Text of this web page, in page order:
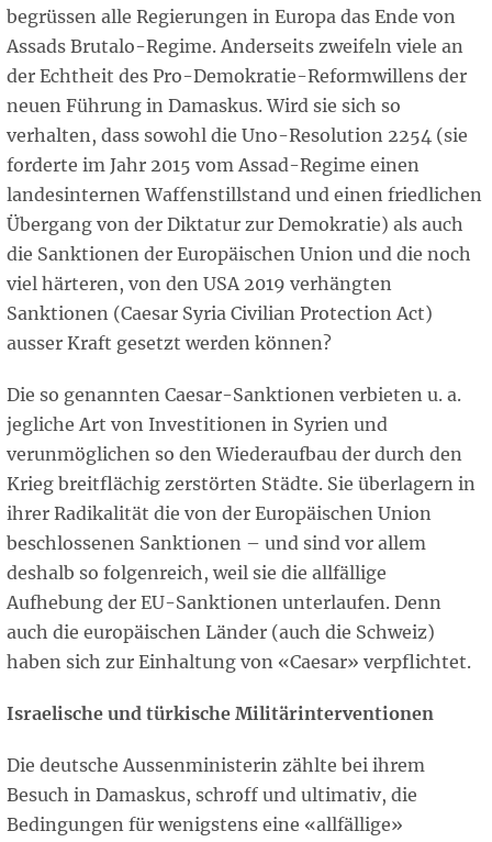
begrüssen alle Regierungen in Europa das Ende von
Assads Brutalo-Regime. Anderseits zweifeln viele an
der Echtheit des Pro-Demokratie-Reformwillens der
neuen Führung in Damaskus. Wird sie sich so
verhalten, dass sowohl die Uno-Resolution 2254 (sie
forderte im Jahr 2015 vom Assad-Regime einen
landesinternen Waffenstillstand und einen friedlichen
Übergang von der Diktatur zur Demokratie) als auch
die Sanktionen der Europäischen Union und die noch
viel härteren, von den USA 2019 verhängten
Sanktionen (Caesar Syria Civilian Protection Act)
ausser Kraft gesetzt werden können?
Die so genannten Caesar-Sanktionen verbieten u. a.
jegliche Art von Investitionen in Syrien und
verunmöglichen so den Wiederaufbau der durch den
Krieg breitflächig zerstörten Städte. Sie überlagern in
ihrer Radikalität die von der Europäischen Union
beschlossenen Sanktionen – und sind vor allem
deshalb so folgenreich, weil sie die allfällige
Aufhebung der EU-Sanktionen unterlaufen. Denn
auch die europäischen Länder (auch die Schweiz)
haben sich zur Einhaltung von «Caesar» verpflichtet.
Israelische und türkische Militärinterventionen
Die deutsche Aussenministerin zählte bei ihrem
Besuch in Damaskus, schroff und ultimativ, die
Bedingungen für wenigstens eine «allfällige»